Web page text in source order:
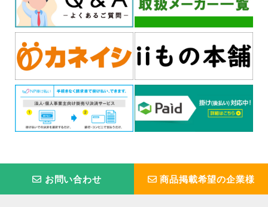
お問い合わせ 商品掲載希望の企業様